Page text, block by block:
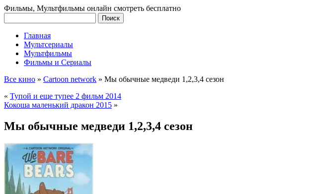
Фильмы, Мультфильмы онлайн смотреть бесплатно
Главная
Мультсериалы
Мультфильмы
Фильмы и Сериалы
Все кино » Cartoon network » Мы обычные медведи 1,2,3,4 сезон
« Тупой и еще тупее 2 фильм 2014
Кокоша маленький дракон 2015 »
Мы обычные медведи 1,2,3,4 сезон